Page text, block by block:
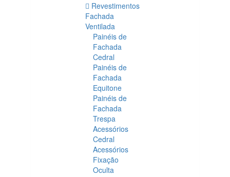
Revestimentos
Fachada
Ventilada
Painéis de
Fachada
Cedral
Painéis de
Fachada
Equitone
Painéis de
Fachada
Trespa
Acessórios
Cedral
Acessórios
Fixação
Oculta